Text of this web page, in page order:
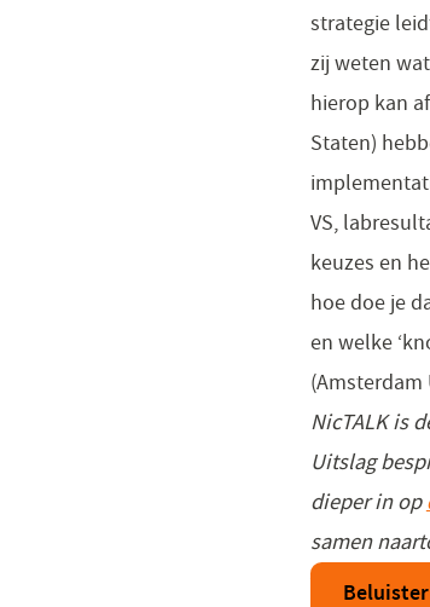
strategie
zij weten
hierop kan
Staten)
VS,
keuzes en
hoe doe je
en welke
(Amsterdam
NicTALK is
Uitslag
dieper in op
samen